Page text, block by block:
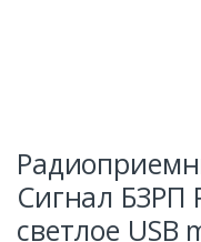
Сигнал БЗРП
светлое USB